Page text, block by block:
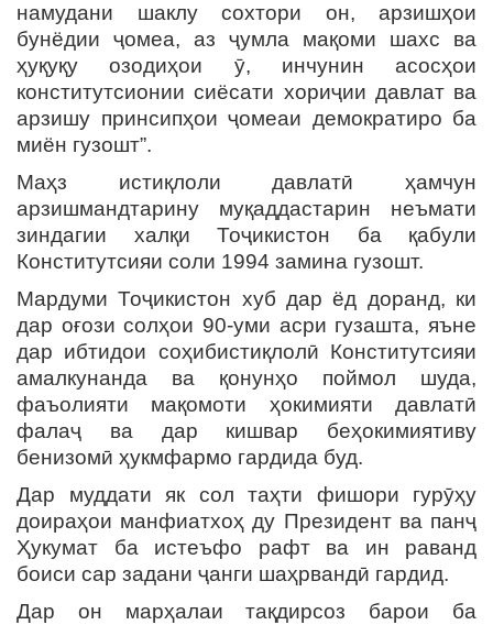
намудани шаклу сохтори он, арзишҳои
бунёдии ҷомеа, аз ҷумла мақоми шахс ва
ҳуқуқу озодиҳои ӯ, инчунин асосҳои
конститутсионии сиёсати хориҷии давлат ва
арзишу принсипҳои ҷомеаи демократиро ба
миён гузошт”.
Маҳз истиқлоли давлатӣ ҳамчун
арзишмандтарину муқаддастарин неъмати
зиндагии халқи Тоҷикистон ба қабули
Конститутсияи соли 1994 замина гузошт.
Мардуми Тоҷикистон хуб дар ёд доранд, ки
дар оғози солҳои 90-уми асри гузашта, яъне
дар ибтидои соҳибистиқлолӣ Конститутсияи
амалкунанда ва қонунҳо поймол шуда,
фаъолияти мақомоти ҳокимияти давлатӣ
фалаҷ ва дар кишвар беҳокимиятиву
бенизомӣ ҳукмфармо гардида буд.
Дар муддати як сол таҳти фишори гурӯҳу
доираҳои манфиатхоҳ ду Президент ва панҷ
Ҳукумат ба истеъфо рафт ва ин раванд
боиси сар задани ҷанги шаҳрвандӣ гардид.
Дар он марҳалаи тақдирсоз барои ба